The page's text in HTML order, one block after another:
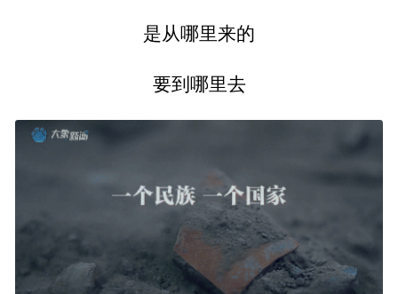
是从哪里来的
要到哪里去